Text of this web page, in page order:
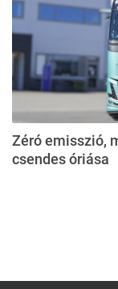
Zéró emisszió,
csendes óriása